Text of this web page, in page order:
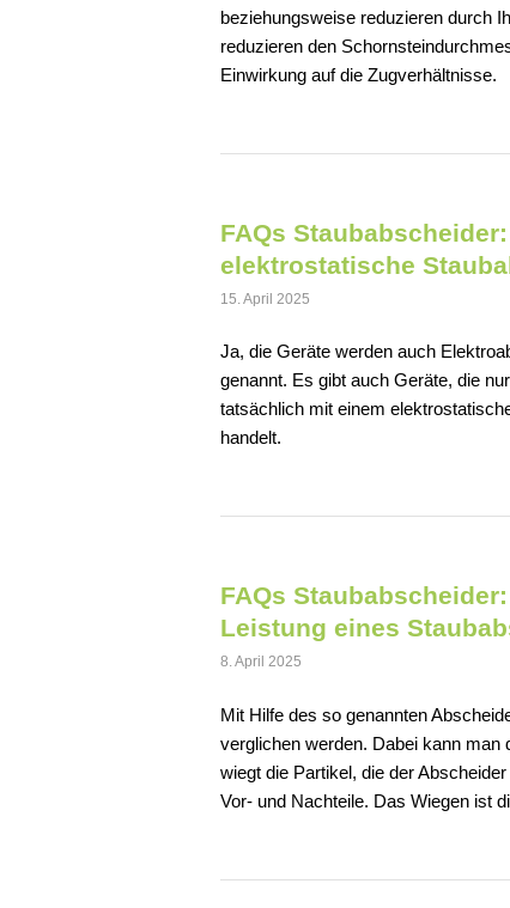
beziehungsweise reduzieren durch
reduzieren den
Einwirkung auf die Zugverhältnisse.
FAQs
elektrostatische
15. April 2025
Ja, die Geräte werden auch
genannt. Es gibt auch Geräte, die
tatsächlich mit einem
handelt.
FAQs
Leistung eines
8. April 2025
Mit Hilfe des so genannten
verglichen werden. Dabei kann man
wiegt die Partikel, die der
Vor- und Nachteile. Das Wiegen ist